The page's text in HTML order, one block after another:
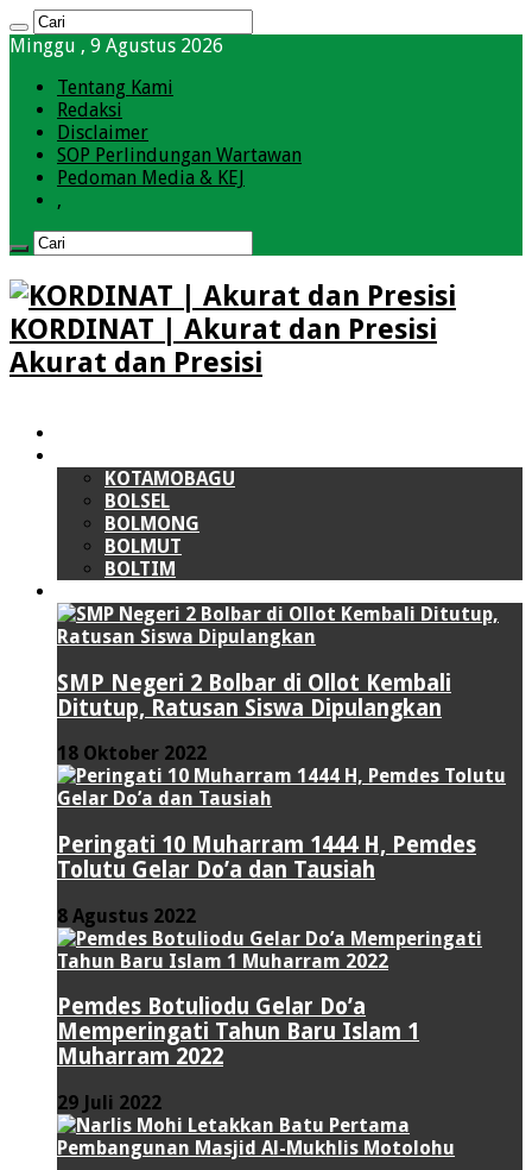
Minggu , 9 Agustus 2026
Tentang Kami
Redaksi
Disclaimer
SOP Perlindungan Wartawan
Pedoman Media & KEJ
,
KORDINAT | Akurat dan Presisi
Akurat dan Presisi
KOTAMOBAGU
BOLSEL
BOLMONG
BOLMUT
BOLTIM
SMP Negeri 2 Bolbar di Ollot Kembali
Ditutup, Ratusan Siswa Dipulangkan
18 Oktober 2022
Peringati 10 Muharram 1444 H, Pemdes
Tolutu Gelar Do’a dan Tausiah
8 Agustus 2022
Pemdes Botuliodu Gelar Do’a
Memperingati Tahun Baru Islam 1
Muharram 2022
29 Juli 2022